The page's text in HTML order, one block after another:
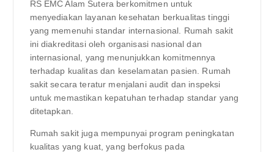
RS EMC Alam Sutera berkomitmen untuk
menyediakan layanan kesehatan berkualitas tinggi
yang memenuhi standar internasional. Rumah sakit
ini diakreditasi oleh organisasi nasional dan
internasional, yang menunjukkan komitmennya
terhadap kualitas dan keselamatan pasien. Rumah
sakit secara teratur menjalani audit dan inspeksi
untuk memastikan kepatuhan terhadap standar yang
ditetapkan.
Rumah sakit juga mempunyai program peningkatan
kualitas yang kuat, yang berfokus pada